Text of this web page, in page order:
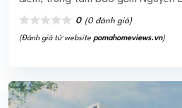
BOTANIC TOWERS PHÚ NHUẬN